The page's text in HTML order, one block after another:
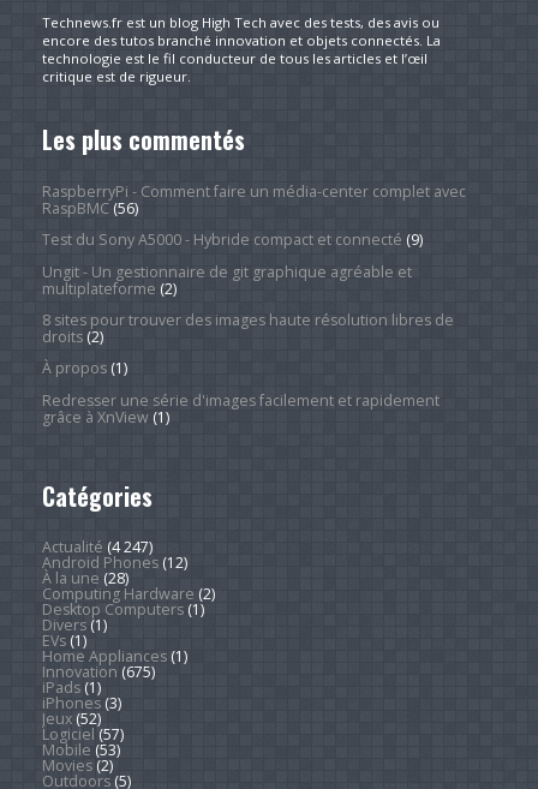
Technews.fr est un blog High Tech avec des tests, des avis ou
encore des tutos branché innovation et objets connectés. La
technologie est le fil conducteur de tous les articles et l’œil
critique est de rigueur.
Les plus commentés
RaspberryPi - Comment faire un média-center complet avec
RaspBMC(56)
Test du Sony A5000 - Hybride compact et connecté (9)
Ungit - Un gestionnaire de git graphique agréable et
multiplateforme (2)
8 sites pour trouver des images haute résolution libres de
droits(2)
À propos(1)
Redresser une série d'images facilement et rapidement
grâce à XnView(1)
Catégories
Actualité (4 247)
Android Phones(12)
À la une (28)
Computing Hardware (2)
Desktop Computers(1)
Divers(1)
EVs(1)
Home Appliances(1)
Innovation (675)
iPads(1)
iPhones(3)
Jeux(52)
Logiciel (57)
Mobile (53)
Movies(2)
Outdoors(5)